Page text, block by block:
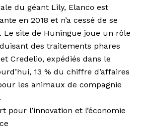
du géant Lily, Elanco est
en 2018 et n’a cessé de se
Le site de Huningue joue un rôle
des traitements phares
Credelio, expédiés dans le
13 % du chiffre d’affaires
les animaux de compagnie
pour l’innovation et l’économie